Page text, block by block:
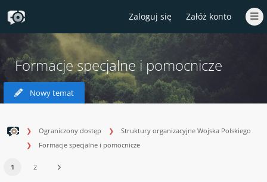
Zaloguj się Załóż konto
Formacje specjalne i pomocnicze
Nowy temat
Ograniczony dostęp
Struktury organizacyjne Wojska Polskiego
Formacje specjalne i pomocnicze
1 2